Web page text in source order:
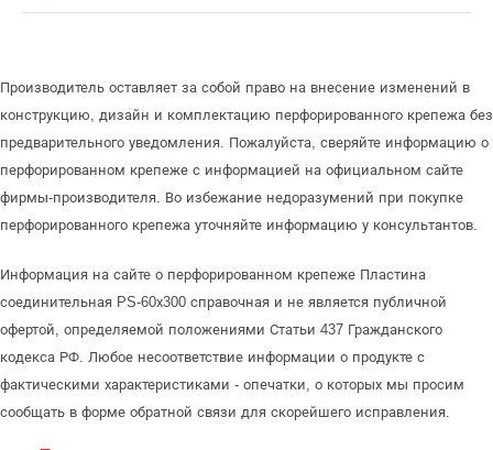
Производитель оставляет за собой право на внесение изменений в
конструкцию, дизайн и комплектацию перфорированного крепежа без
предварительного уведомления. Пожалуйста, сверяйте информацию о
перфорированном крепеже с информацией на официальном сайте
фирмы-производителя. Во избежание недоразумений при покупке
перфорированного крепежа уточняйте информацию у консультантов.
Информация на сайте о перфорированном крепеже Пластина
соединительная PS-60х300 справочная и не является публичной
офертой, определяемой положениями Статьи 437 Гражданского
кодекса РФ. Любое несоответствие информации о продукте с
фактическими характеристиками - опечатки, о которых мы просим
сообщать в форме обратной связи для скорейшего исправления.